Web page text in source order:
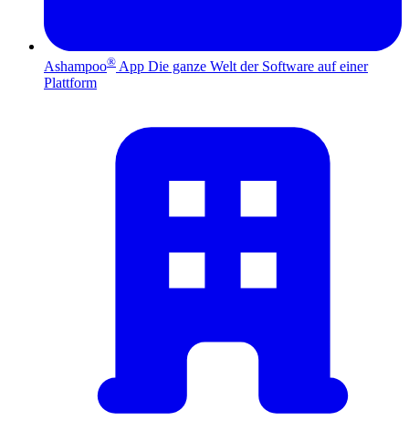
Ashampoo® App Die ganze Welt der Software auf einer
Plattform